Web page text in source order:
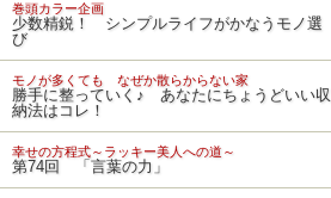
巻頭カラー企画
少数精鋭！ シンプルライフがかなうモノ選
び
モノが多くても なぜか散らからない家
勝手に整っていく♪ あなたにちょうどいい収
納法はコレ！
幸せの方程式～ラッキー美人への道～
第74回 「言葉の力」